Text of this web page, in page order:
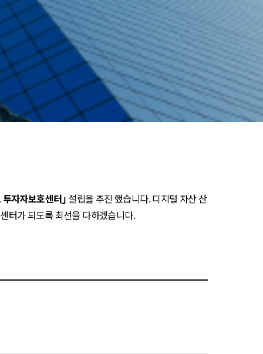
자자보호센터｣ 설립을 추진 했습니다. 디지털 자산 산
터가 되도록 최선을 다하겠습니다.